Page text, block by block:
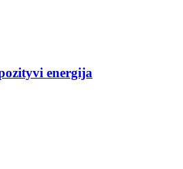
energija